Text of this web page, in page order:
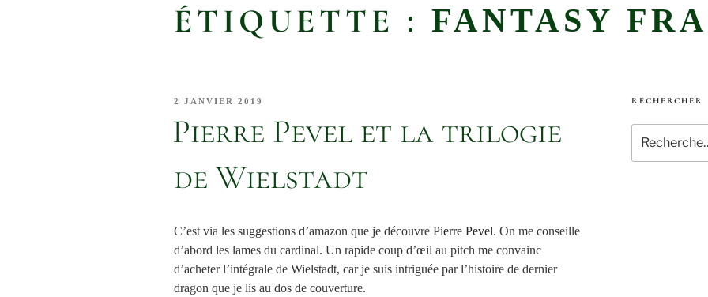
ÉTIQUETTE : FANTASY
PUBLIÉ
2 JANVIER 2019
Pierre Pevel et la trilogie
de Wielstadt
C’est via les suggestions d’amazon que je découvre Pierre Pevel. On me conseille
d’abord les lames du cardinal. Un rapide coup d’œil au pitch me convainc
d’acheter l’intégrale de Wielstadt, car je suis intriguée par l’histoire de dernier
dragon que je lis au dos de couverture.
RECHERCHER
pour
: